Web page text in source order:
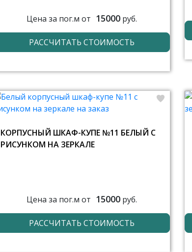
Цена за пог.м от 15000руб.
РАССЧИТАТЬ СТОИМОСТЬ
КОРПУСНЫЙ ШКАФ-КУПЕ №11 БЕЛЫЙ С
РИСУНКОМ НА ЗЕРКАЛЕ
Цена за пог.м от 15000руб.
РАССЧИТАТЬ СТОИМОСТЬ